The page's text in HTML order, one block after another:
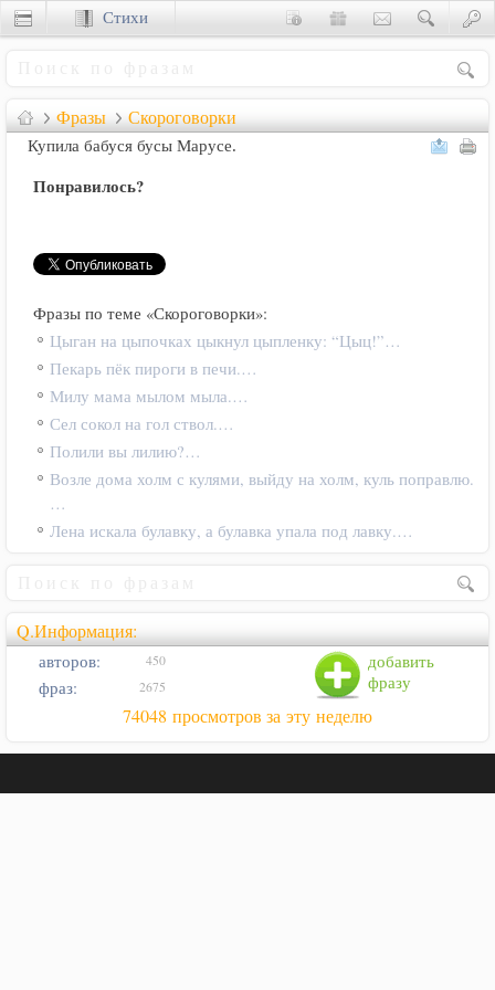
Фразы Скороговорки
Купилa бaбуся бусы Мapусе.
Понравилось?
Фразы по теме «Скороговорки»:
Цыган на цыпочках цыкнул цыпленку: “Цыц!”…
Пекарь пёк пироги в печи.…
Милу мама мылом мыла.…
Сел сокол на гол ствол.…
Полили вы лилию?…
Возле дома холм с кулями, выйду на холм, куль поправлю.
…
Лена искала булавку, а булавка упала под лавку.…
Q.Информация:
добавить
фразу
авторов: 450
фраз: 2675
74048 просмотров за эту неделю
Стихи